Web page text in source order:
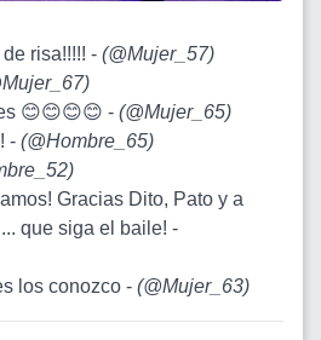
risa!!!!! - (@Mujer_57)
)
😊😊😊😊 - (@Mujer_65)
- (@Hombre_65)
)
Gracias Dito, Pato y a
que siga el baile! -
los conozco - (@Mujer_63)